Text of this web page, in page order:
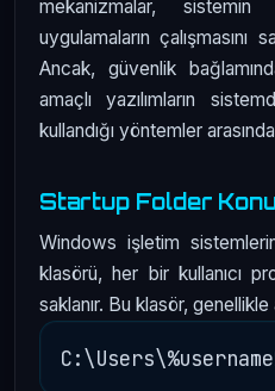
mekanizmalar,
uygulamaların çalışmasını
Ancak, güvenlik
amaçlı yazılımların
kullandığı yöntemler
Startup Folder
Windows işletim
klasörü, her bir kullanıcı
saklanır. Bu klasör,